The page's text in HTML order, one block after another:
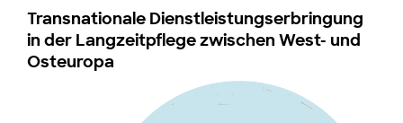
Transnationale Dienstleistungserbringung
in der Langzeitpflege zwischen West- und
Osteuropa